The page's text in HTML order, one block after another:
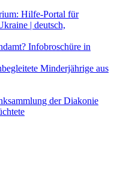
Hilfe-Portal für
| deutsch,
Infobroschüre in
Minderjährige aus
der Diakonie